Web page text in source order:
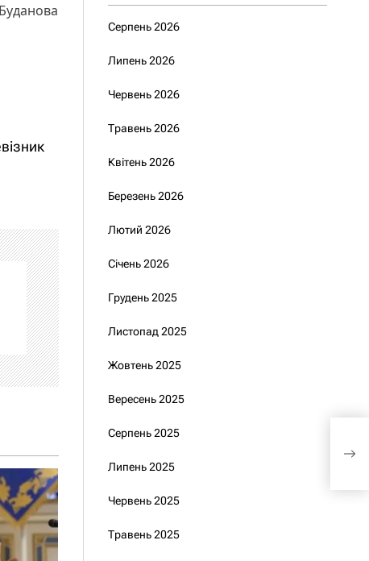
Серпень 2026
Липень 2026
Червень 2026
Травень 2026
Квітень 2026
Березень 2026
Лютий 2026
Січень 2026
Грудень 2025
Листопад 2025
Жовтень 2025
Вересень 2025
Серпень 2025
Липень 2025
Червень 2025
Травень 2025